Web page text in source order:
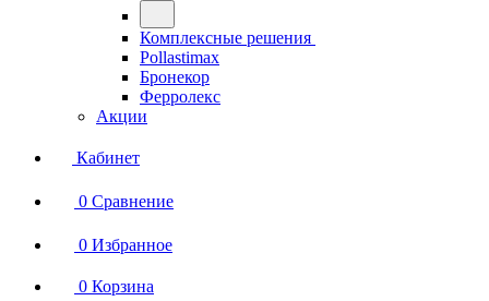
Комплексные решения
Pollastimax
Бронекор
Ферролекс
Акции
Кабинет
0 Сравнение
0 Избранное
0 Корзина